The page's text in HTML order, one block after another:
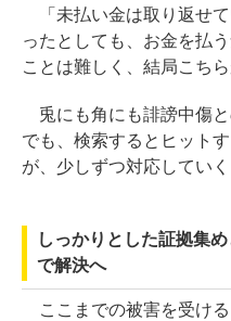
「未払い金は取り返せ
ったとしても、お金を払
ことは難しく、結局こち
兎にも角にも誹謗中傷
でも、検索するとヒット
が、少しずつ対応していく
しっかりとした証拠集
で解決へ
ここまでの被害を受け